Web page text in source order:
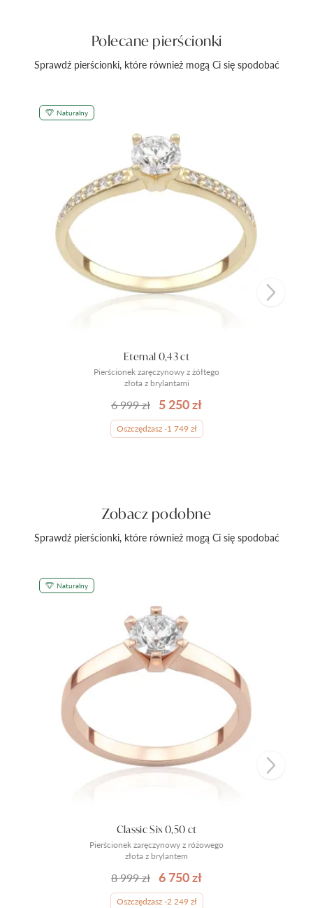
Polecane pierścionki
Sprawdź pierścionki, które również mogą Ci się spodobać
Naturalny
Pierścionek zaręczynowy z żółtego
złota z brylantami
Eternal 0,43 ct
6 999 zł 5 250 zł
Oszczędzasz -1 749 zł
Zobacz podobne
Sprawdź pierścionki, które również mogą Ci się spodobać
Naturalny
Pierścionek zaręczynowy z różowego
złota z brylantem
Classic Six 0,50 ct
8 999 zł 6 750 zł
Oszczędzasz -2 249 zł